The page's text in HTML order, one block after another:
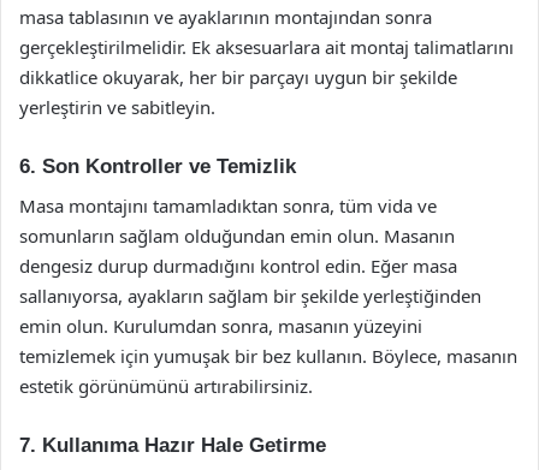
masa tablasının ve ayaklarının montajından sonra
gerçekleştirilmelidir. Ek aksesuarlara ait montaj talimatlarını
dikkatlice okuyarak, her bir parçayı uygun bir şekilde
yerleştirin ve sabitleyin.
6. Son Kontroller ve Temizlik
Masa montajını tamamladıktan sonra, tüm vida ve
somunların sağlam olduğundan emin olun. Masanın
dengesiz durup durmadığını kontrol edin. Eğer masa
sallanıyorsa, ayakların sağlam bir şekilde yerleştiğinden
emin olun. Kurulumdan sonra, masanın yüzeyini
temizlemek için yumuşak bir bez kullanın. Böylece, masanın
estetik görünümünü artırabilirsiniz.
7. Kullanıma Hazır Hale Getirme